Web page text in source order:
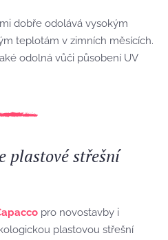
dobře odolává vysokým
teplotám v zimních měsících.
odolná vůči působení UV
plastové střešní
pro novostavby i
plastovou střešní